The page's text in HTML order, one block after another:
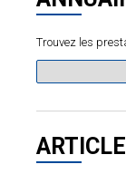
Trouvez les